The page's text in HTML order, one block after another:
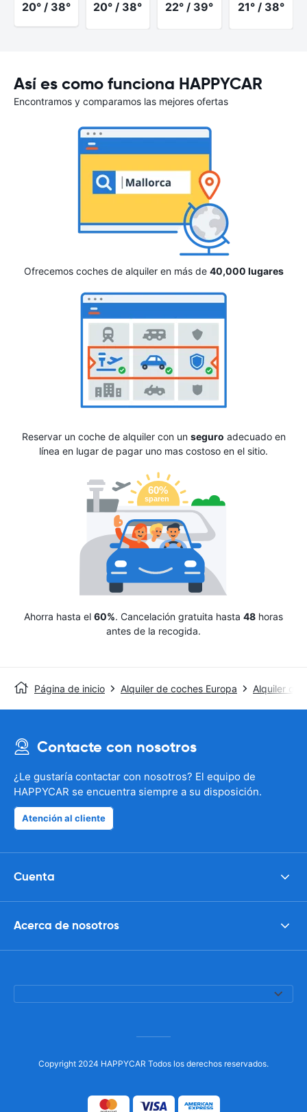
20° / 38° 20° / 38° 22° / 39° 21° / 38°
Así es como funciona HAPPYCAR
Encontramos y comparamos las mejores ofertas
Ofrecemos coches de alquiler en más de 40,000 lugares
Reservar un coche de alquiler con un seguro adecuado en
línea en lugar de pagar uno mas costoso en el sitio.
Ahorra hasta el 60%. Cancelación gratuita hasta 48 horas
antes de la recogida.
Página de inicio Alquiler de coches Europa Alquiler de
Contacte con nosotros
¿Le gustaría contactar con nosotros? El equipo de
HAPPYCAR se encuentra siempre a su disposición.
Atención al cliente
Cuenta
Acerca de nosotros
Copyright 2024 HAPPYCAR Todos los derechos reservados.